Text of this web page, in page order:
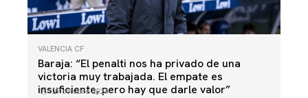
VALENCIA CF
Baraja: “El penalti nos ha privado de una
victoria muy trabajada. El empate es
insuficiente, pero hay que darle valor”
27 octubre 2024